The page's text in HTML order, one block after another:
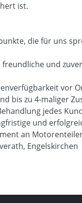
ist.
die für uns
und
vor
bis zu 4-maliger
jedes
und
an
Engelskirchen